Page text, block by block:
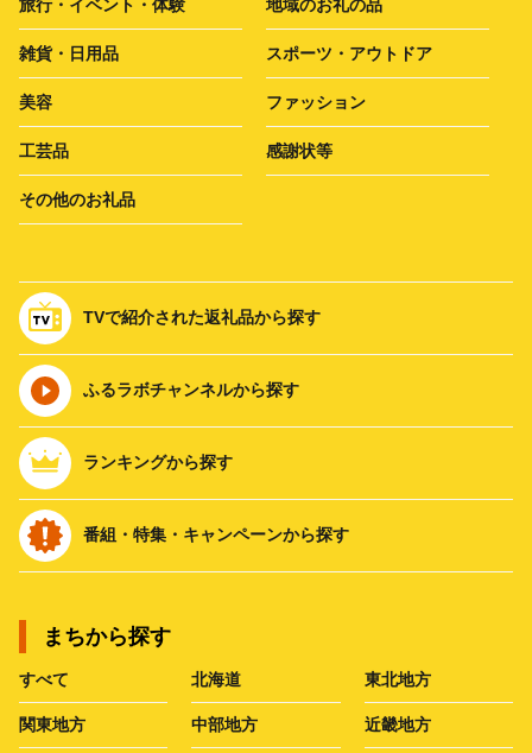
旅行・イベント・体験 地域のお礼の品
雑貨・日用品 スポーツ・アウトドア
美容 ファッション
工芸品 感謝状等
その他のお礼品
TVで紹介された返礼品から探す
ふるラボチャンネルから探す
ランキングから探す
番組・特集・キャンペーンから探す
まちから探す
すべて 北海道 東北地方
関東地方 中部地方 近畿地方